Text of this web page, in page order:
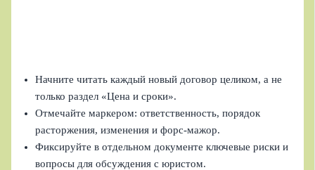
Начните читать каждый новый договор целиком, а не
только раздел «Цена и сроки».
Отмечайте маркером: ответственность, порядок
расторжения, изменения и форс-мажор.
Фиксируйте в отдельном документе ключевые риски и
вопросы для обсуждения с юристом.